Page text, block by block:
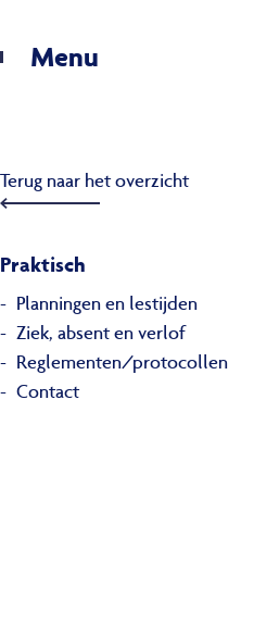
Menu
Terug naar het overzicht
Praktisch
Planningen en lestijden
Ziek, absent en verlof
Reglementen/protocollen
Contact